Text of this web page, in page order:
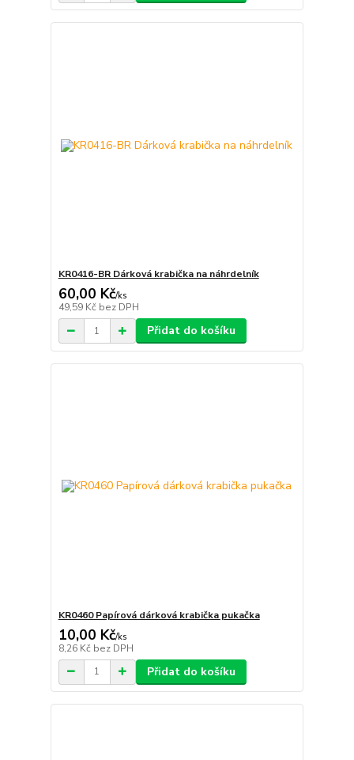
KR0416-BR Dárková krabička na náhrdelník
60,00 Kč/ks
49,59 Kč bez DPH
Přidat do košíku
KR0460 Papírová dárková krabička pukačka
10,00 Kč/ks
8,26 Kč bez DPH
Přidat do košíku